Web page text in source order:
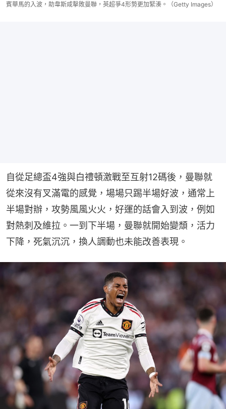
賓華馬的入波，助韋斯咸擊敗曼聯，英超爭4形勢更加緊湊。（Getty Images）
自從足總盃4強與白禮頓激戰至互射12碼後，曼聯就
從來沒有叉滿電的感覺，場場只踢半場好波，通常上
半場對辦，攻勢風風火火，好運的話會入到波，例如
對熱刺及維拉。一到下半場，曼聯就開始變頹，活力
下降，死氣沉沉，換人調動也未能改善表現。